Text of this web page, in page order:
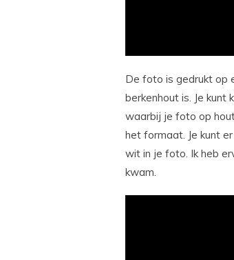
De foto is gedrukt op
berkenhout is. Je
waarbij je foto op
het formaat. Je kunt
wit in je foto. Ik heb
kwam.